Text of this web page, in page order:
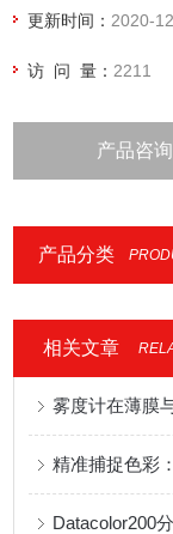
更新时间： 2020-
访 问 量： 2211
产品咨询
产品分类
相关文章
雾度计在薄膜
精准捕捉色彩
Datacolor200